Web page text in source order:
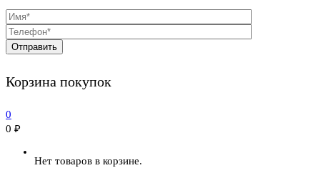
Корзина покупок
0
0 ₽
Нет товаров в корзине.